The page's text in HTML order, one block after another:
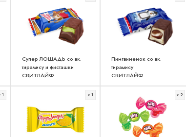
Супер ЛОШАДЬ со вк.
тирамису и фисташки
СВИТЛАЙФ
Пингвиненок со вк.
тирамису
СВИТЛАЙФ
1 x 1 x 2